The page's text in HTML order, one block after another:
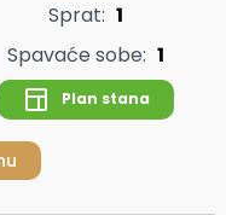
Sprat: 1
Spavaće sobe: 1
Plan stana